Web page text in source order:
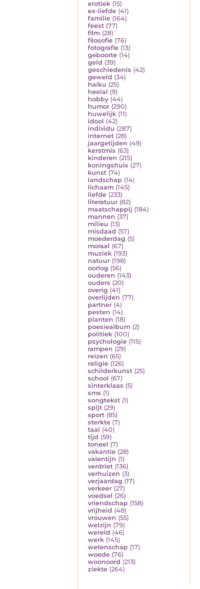
erotiek (15)
ex-liefde (41)
familie (164)
feest (77)
film (28)
filosofie (76)
fotografie (13)
geboorte (14)
geld (39)
geschiedenis (42)
geweld (34)
haiku (25)
heelal (9)
hobby (44)
humor (290)
huwelijk (11)
idool (42)
individu (287)
internet (28)
jaargetijden (49)
kerstmis (63)
kinderen (215)
koningshuis (27)
kunst (74)
landschap (14)
lichaam (145)
liefde (233)
literatuur (82)
maatschappij (184)
mannen (37)
milieu (13)
misdaad (57)
moederdag (5)
moraal (67)
muziek (193)
natuur (198)
oorlog (56)
ouderen (143)
ouders (20)
overig (41)
overlijden (77)
partner (4)
pesten (14)
planten (18)
poesiealbum (2)
politiek (100)
psychologie (115)
rampen (29)
reizen (65)
religie (126)
schilderkunst (25)
school (67)
sinterklaas (5)
sms (1)
songtekst (1)
spijt (29)
sport (85)
sterkte (7)
taal (40)
tijd (59)
toneel (7)
vakantie (28)
valentijn (1)
verdriet (136)
verhuizen (3)
verjaardag (17)
verkeer (27)
voedsel (26)
vriendschap (158)
vrijheid (48)
vrouwen (55)
welzijn (79)
wereld (46)
werk (145)
wetenschap (17)
woede (76)
woonoord (213)
ziekte (264)